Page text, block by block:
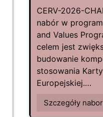
CERV-2026-
nabór w
and Values
celem jest
budowanie
stosowania
Europejskiej.…
Szczegóły